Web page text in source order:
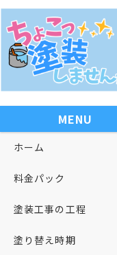
MENU
ホーム
料金パック
塗装工事の工程
塗り替え時期